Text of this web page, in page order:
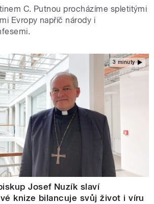
C. Putnou procházíme spletitými
Evropy napříč národy i
3 minuty
Josef Nuzík slaví
knize bilancuje svůj život i víru